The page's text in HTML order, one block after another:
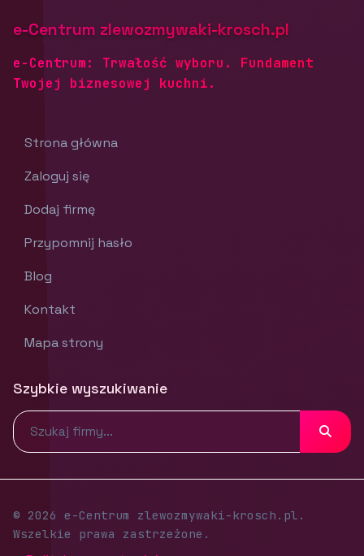
e-Centrum zlewozmywaki-krosch.pl
e-Centrum: Trwałość wyboru. Fundament
Twojej biznesowej kuchni.
Strona główna
Zaloguj się
Dodaj firmę
Przypomnij hasło
Blog
Kontakt
Mapa strony
Szybkie wyszukiwanie
© 2026 e-Centrum zlewozmywaki-krosch.pl.
Wszelkie prawa zastrzeżone.